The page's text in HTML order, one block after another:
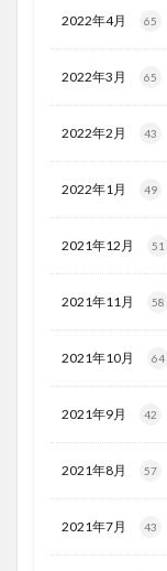
2022年4月 65
2022年3月 65
2022年2月 43
2022年1月 49
2021年12月 51
2021年11月 58
2021年10月 64
2021年9月 42
2021年8月 57
2021年7月 43